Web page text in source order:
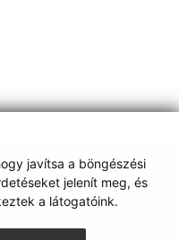
javítsa a böngészési
jelenít meg, és
a látogatóink.